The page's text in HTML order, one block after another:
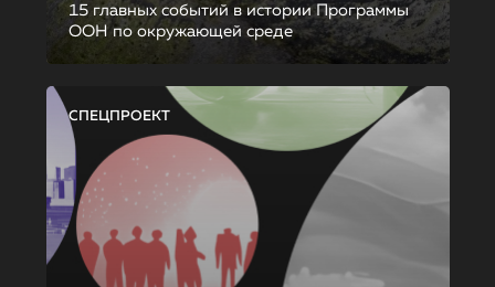
15 главных событий в истории Программы
ООН по окружающей среде
СПЕЦПРОЕКТ